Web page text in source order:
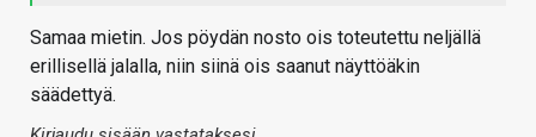
Samaa mietin. Jos pöydän nosto ois toteutettu neljällä
erillisellä jalalla, niin siinä ois saanut näyttöäkin
säädettyä.